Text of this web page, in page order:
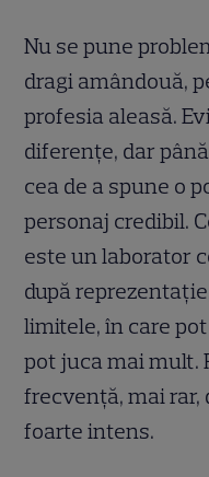
Nu se pune
dragi amândouă,
profesia aleasă.
diferențe, dar
cea de a spune o
personaj credibil.
este un laborator
după
limitele, în care
pot juca mai mult.
frecvență, mai rar,
foarte intens.